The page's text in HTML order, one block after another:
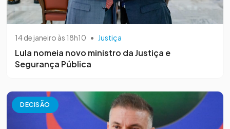
14 de janeiro às 18h10 • Justiça
Lula nomeia novo ministro da Justiça e
Segurança Pública
DECISÃO